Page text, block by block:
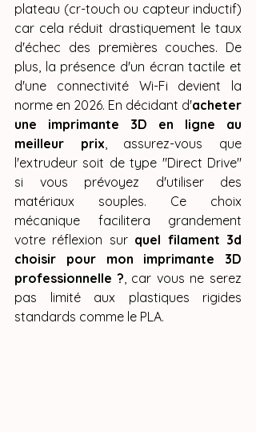
plateau (cr-touch ou capteur inductif)
car cela réduit drastiquement le taux
d'échec des premières couches. De
plus, la présence d'un écran tactile et
d'une connectivité Wi-Fi devient la
norme en 2026. En décidant d'acheter
une imprimante 3D en ligne au
meilleur prix, assurez-vous que
l'extrudeur soit de type "Direct Drive"
si vous prévoyez d'utiliser des
matériaux souples. Ce choix
mécanique facilitera grandement
votre réflexion sur quel filament 3d
choisir pour mon imprimante 3D
professionnelle ?, car vous ne serez
pas limité aux plastiques rigides
standards comme le PLA.